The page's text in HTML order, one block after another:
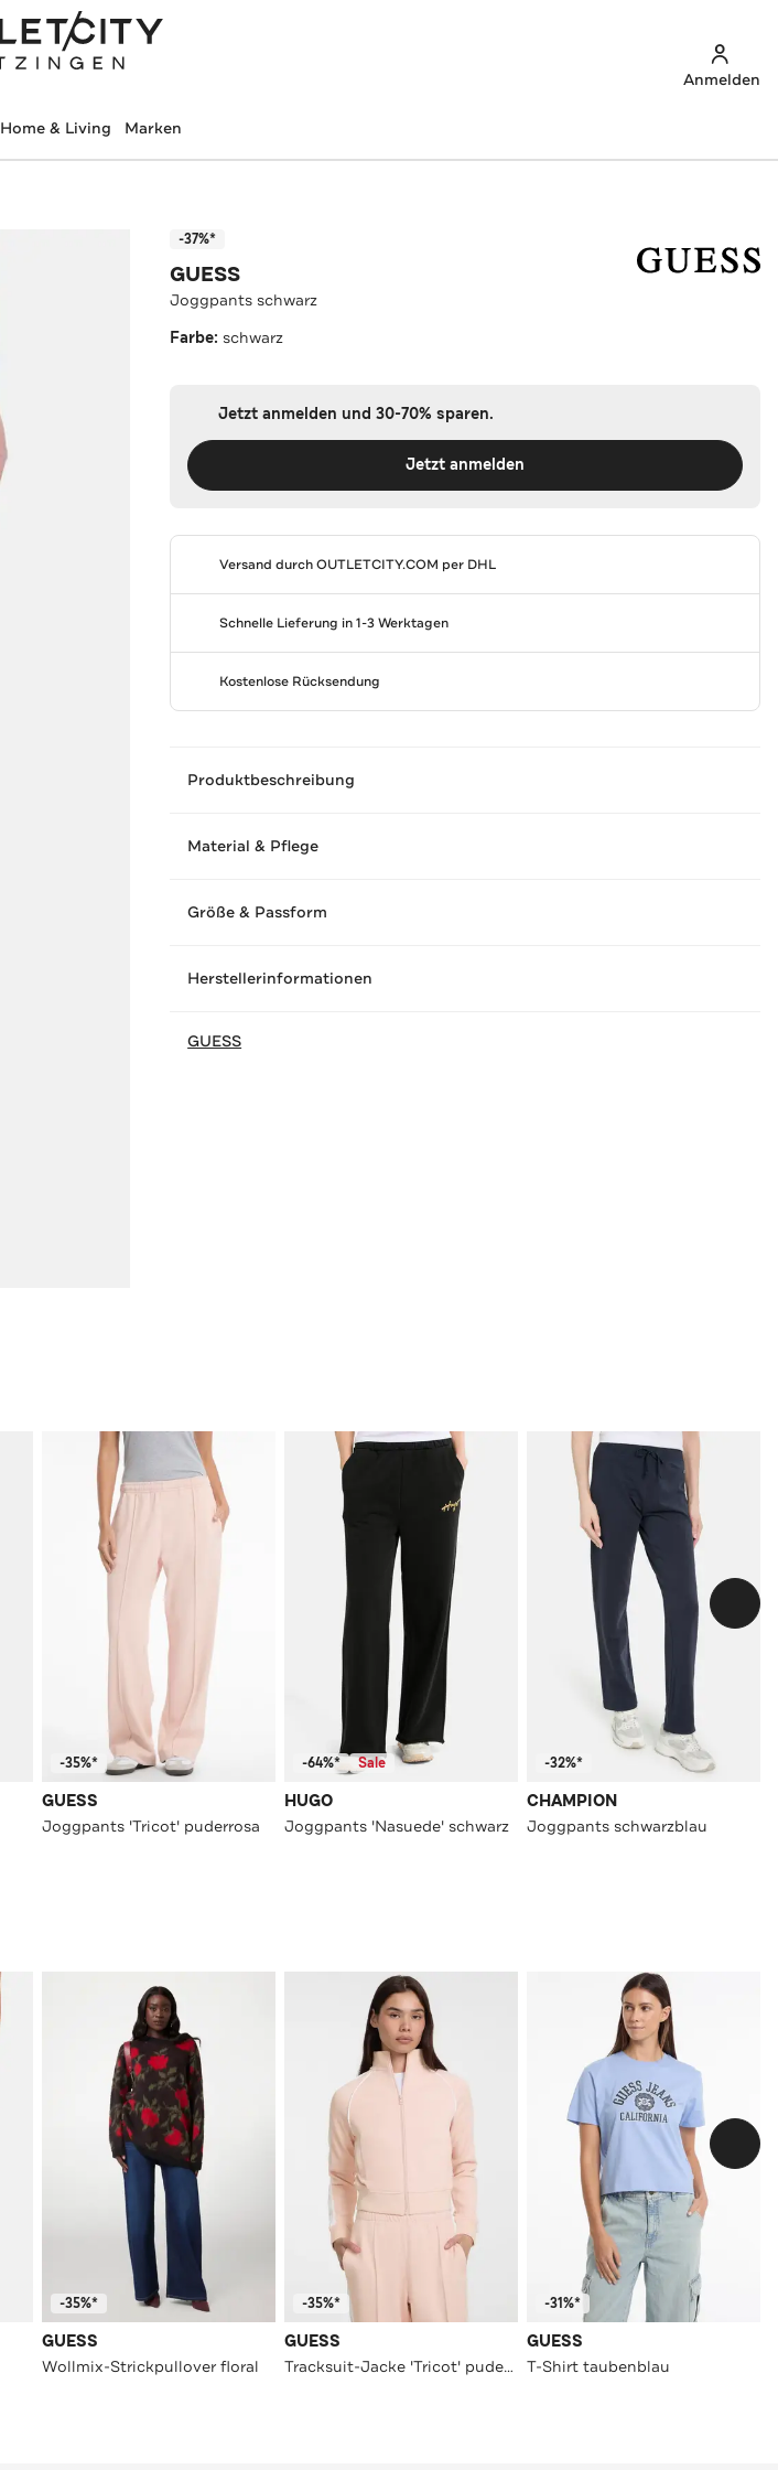
Anmelden
Home & Living Marken
-37%*
GUESS
Joggpants schwarz
Farbe: schwarz
Jetzt anmelden und 30-70% sparen.
Jetzt anmelden
Versand durchOUTLETCITY.COM per DHL
Schnelle Lieferung in 1-3 Werktagen
Kostenlose Rücksendung
Produktbeschreibung
Material & Pflege
Größe & Passform
Herstellerinformationen
GUESS
-35%*
GUESS
Joggpants 'Tricot' puderrosa
-64%* Sale
HUGO
Joggpants 'Nasuede' schwarz
-32%*
CHAMPION
Joggpants schwarzblau
-35%*
GUESS
Wollmix-Strickpullover floral
-35%*
GUESS
Tracksuit-Jacke 'Tricot' puderrosa
-31%*
GUESS
T-Shirt taubenblau